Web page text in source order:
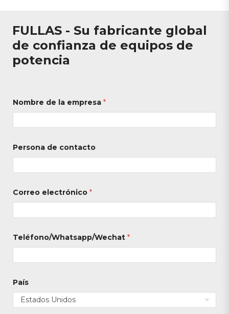
FULLAS - Su fabricante global
de confianza de equipos de
potencia
Nombre de la empresa *
Persona de contacto
Correo electrónico *
Teléfono/Whatsapp/Wechat *
País